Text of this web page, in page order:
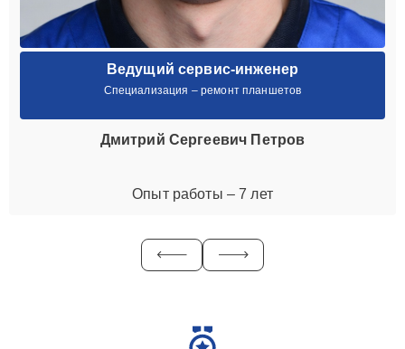
Ведущий сервис-инженер
Специализация – ремонт планшетов
Дмитрий Сергеевич Петров
Опыт работы – 7 лет